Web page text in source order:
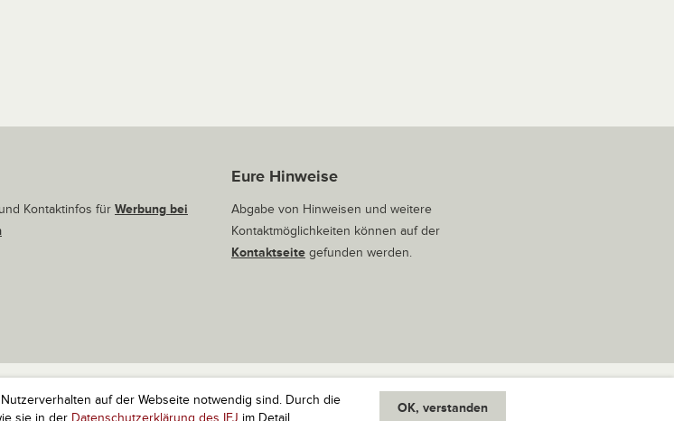
auf der Webseite notwendig sind. Durch die
sie in der Datenschutzerklärung des IFJ im Detail
OK, verstanden
Kontaktinfos für Werbung bei
Eure Hinweise
Abgabe von Hinweisen und weitere
Kontaktmöglichkeiten können auf der
Kontaktseitegefunden werden.
Impressum Kontakt nach oben